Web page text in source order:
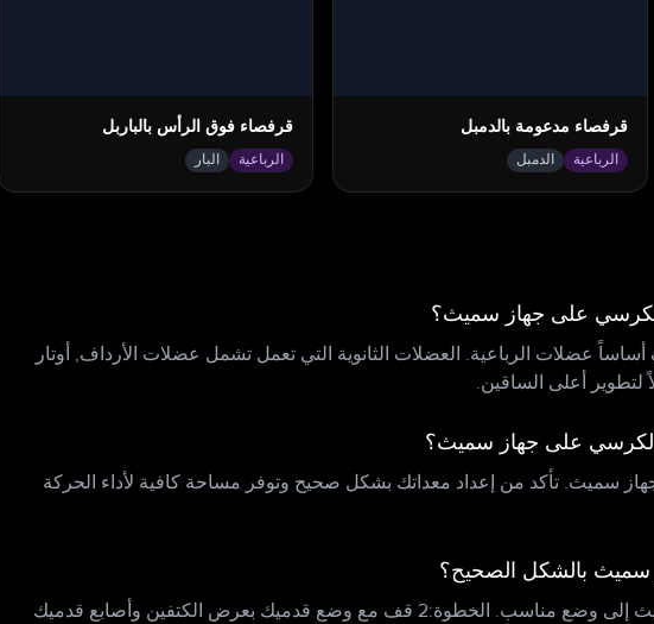
قرفصاء مدعومة بالدمبل
الرباعية الدمبل
قرفصاء فوق الرأس بالباربل
الرباعية البار
على جهاز سميث؟
عضلات الرباعية. العضلات الثانوية التي تعمل تشمل عضلات الأرداف, أوتار
لتطوير أعلى الساقين.
الكرسي على جهاز سميث؟
سميث. تأكد من إعداد معداتك بشكل صحيح وتوفر مساحة كافية لأداء الحركة
بالشكل الصحيح؟
ابدأ بـالخطوة:1 اضبط ارتفاع عارضة آلة سميث إلى وضع مناسب. الخطوة:2 قف مع وضع قدميك بعرض الكتفين وأصابع قدميك